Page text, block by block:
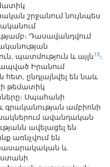
շրջանում նույնպես
Դասավանդվում
պատմություն և այլն13։
Իրանում
ընդլայնվել են նաև
թեմատիկ
Սպահանի
գրականության ամբիոնի
ավանդական
ավելացել են
առնչվում են
և